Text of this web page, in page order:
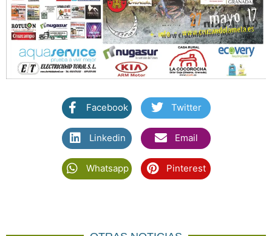
Facebook Twitter
Linkedin Email
Whatsapp Pinterest